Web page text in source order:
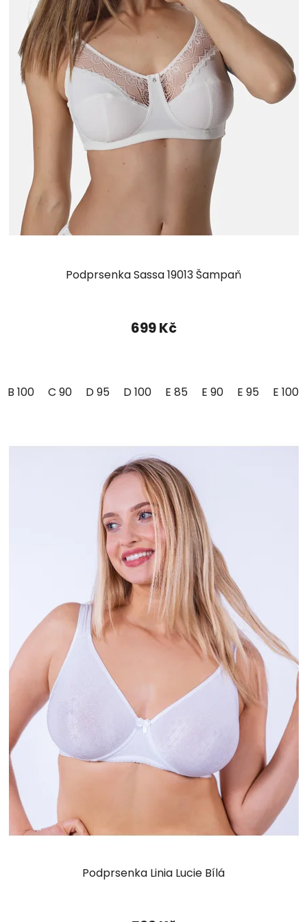
Podprsenka Sassa 19013 Šampaň
699 Kč
B 100 C 90 D 95 D 100 E 85 E 90 E 95 E 100
Podprsenka Linia Lucie Bílá